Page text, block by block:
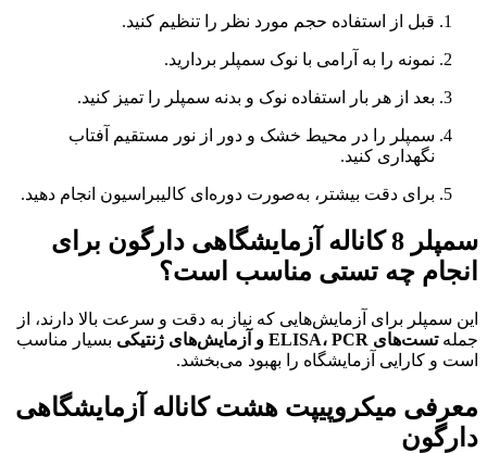
قبل از استفاده حجم مورد نظر را تنظیم کنید.
نمونه را به آرامی با نوک سمپلر بردارید.
بعد از هر بار استفاده نوک و بدنه سمپلر را تمیز کنید.
سمپلر را در محیط خشک و دور از نور مستقیم آفتاب
نگهداری کنید.
برای دقت بیشتر، به‌صورت دوره‌ای کالیبراسیون انجام دهید.
سمپلر 8 کاناله آزمایشگاهی دارگون برای
انجام چه تستی مناسب است؟
این سمپلر برای آزمایش‌هایی که نیاز به دقت و سرعت بالا دارند، از
جملهتست‌های ELISA، PCR و آزمایش‌های ژنتیکی
بسیار مناسب
است و کارایی آزمایشگاه را بهبود می‌بخشد.
معرفی میکروپیپت هشت کاناله آزمایشگاهی
دارگون